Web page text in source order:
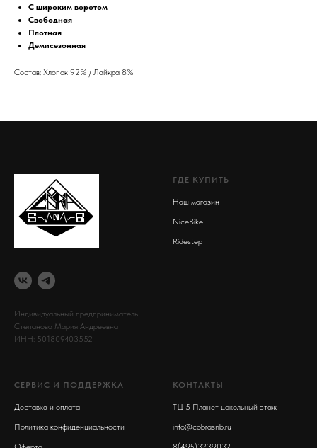
С широким воротом
Свободная
Плотная
Демисезонная
Состав: Хлопок 92% / Лайкра 8%
Индивидуальный предприниматель
Степанова Мария Андреевна
ИНН: 501809403552
ГДЕ КУПИТЬ
Наш магазин
NiceBike
Ridestep
СЕРВИС И ПОДДЕРЖКА
Доставка и оплата
Политика конфиденциальности
КОНТАКТЫ
ТЦ 5 Планет цокольный этаж
info@cobrasnb.ru